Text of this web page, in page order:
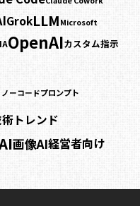
GrokLLM Microsoft
OpenAIカスタム指示
ノーコードプロンプト
トレンド
画像AI経営者向け